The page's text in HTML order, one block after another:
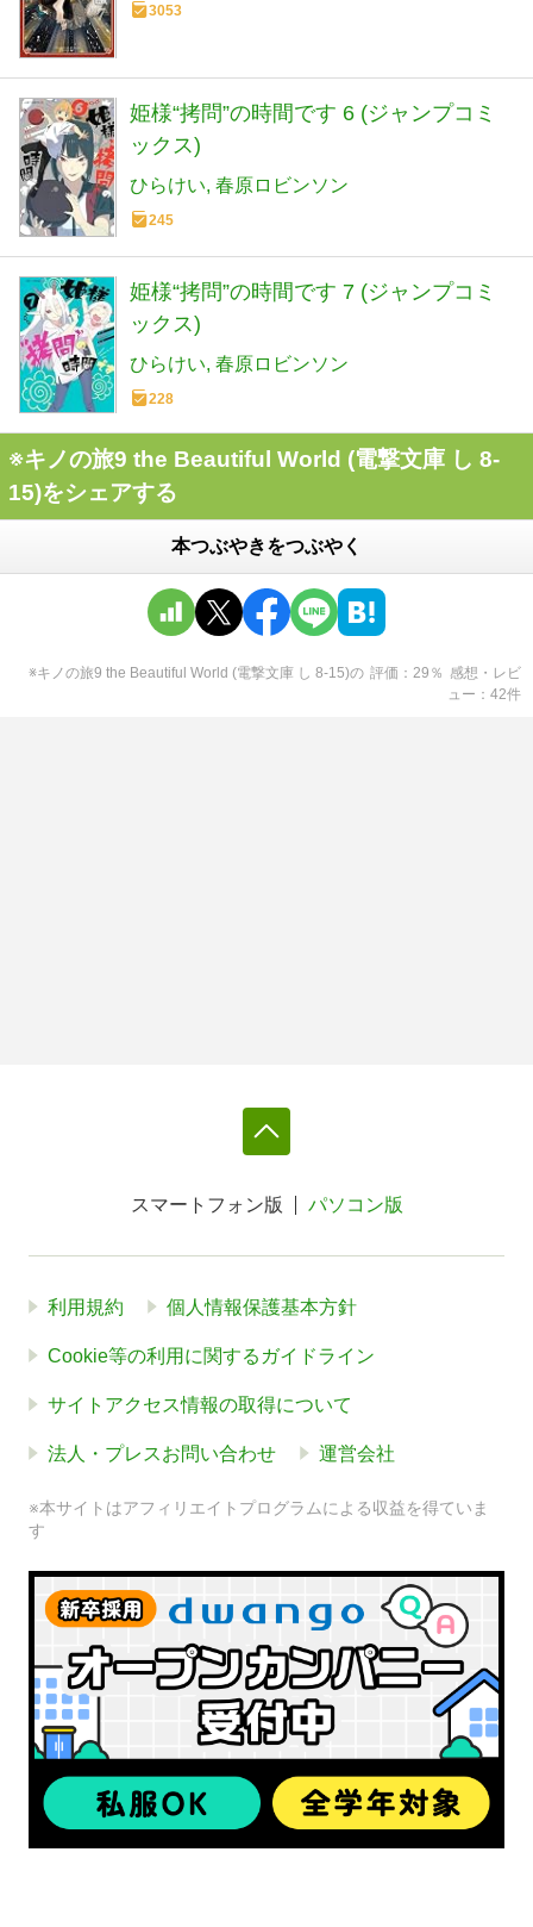
3053
姫様“拷問”の時間です 6 (ジャンプコミ
ックス)
ひらけい 春原ロビンソン
245
姫様“拷問”の時間です 7 (ジャンプコミ
ックス)
ひらけい 春原ロビンソン
228
※キノの旅9 the Beautiful World (電撃文庫 し 8-
15)をシェアする
本つぶやきをつぶやく
※キノの旅9 the Beautiful World (電撃文庫 し 8-15)の 評価 29 ％ 感想・レビ
ュー
42件
スマートフォン版 パソコン版
利用規約 個人情報保護基本方針
Cookie等の利用に関するガイドライン
サイトアクセス情報の取得について
法人・プレスお問い合わせ 運営会社
※本サイトはアフィリエイトプログラムによる収益を得ていま
す